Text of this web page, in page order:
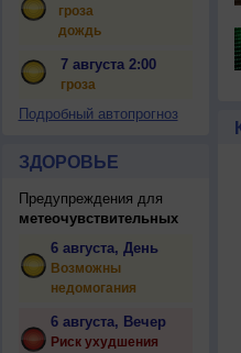
гроза
дождь
7 августа 2:00
гроза
Подробный автопрогноз
ЗДОРОВЬЕ
Предупреждения для
метеочувствительных
6 августа, День
Возможны
недомогания
6 августа, Вечер
Риск ухудшения